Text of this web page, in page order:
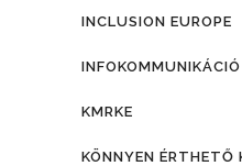
INCLUSION EUROPE
INFOKOMMUNIKÁCIÓ
KMRKE
KÖNNYEN ÉRTHETŐ